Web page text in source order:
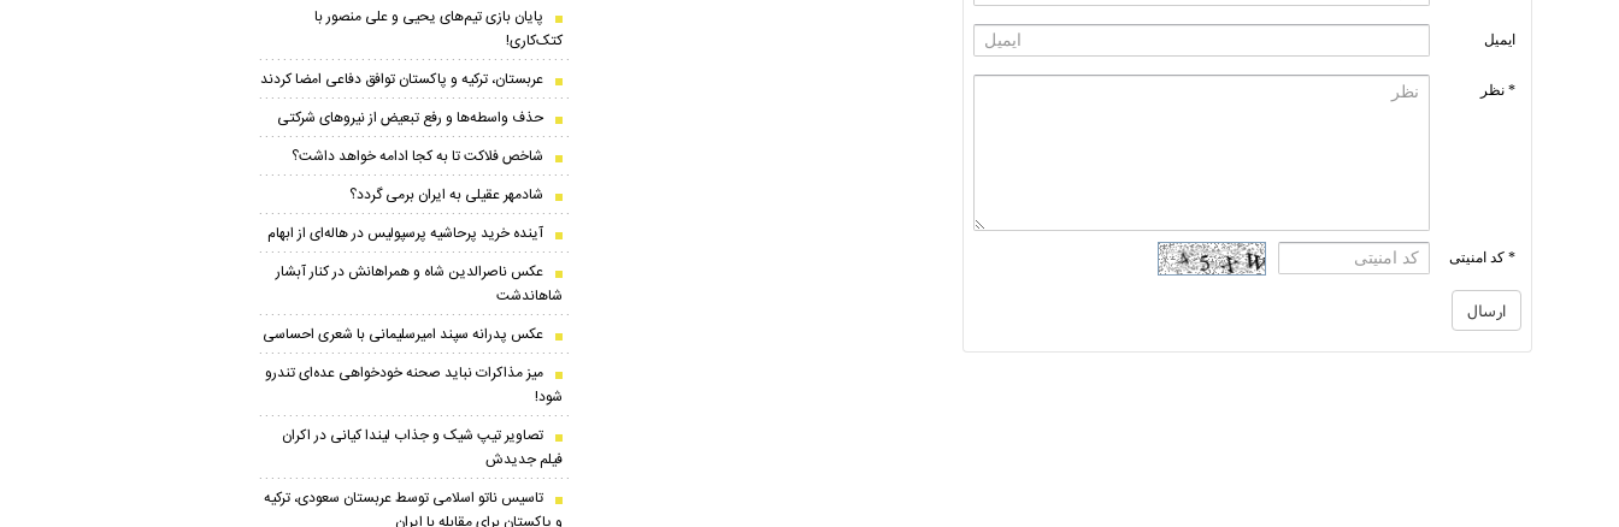
ایمیل
* نظر
* کد امنیتی
پایان بازی تیم‌های یحیی و علی منصور با
کتک‌کاری!
عربستان، ترکیه و پاکستان توافق دفاعی امضا کردند
حذف واسطه‌ها و رفع تبعیض از نیروهای شرکتی
شاخص فلاکت تا به کجا ادامه خواهد داشت؟
شادمهر عقیلی به ایران برمی گردد؟
آینده خرید پرحاشیه‌ پرسپولیس در هاله‌ای از ابهام
عکس ناصرالدین شاه و همراهانش در کنار آبشار
شاهاندشت
عکس پدرانه سپند امیرسلیمانی با شعری احساسی
میز مذاکرات نباید صحنه خودخواهی عده‌ای تندرو
شود!
تصاویر تیپ شیک و جذاب لیندا کیانی در اکران
فیلم جدیدش
تاسیس ناتو اسلامی توسط عربستان سعودی، ترکیه
و پاکستان برای مقابله با ایران